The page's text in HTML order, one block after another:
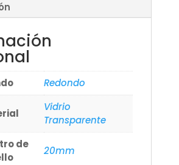
Redondo
Vidrio
Transparente
de
20mm